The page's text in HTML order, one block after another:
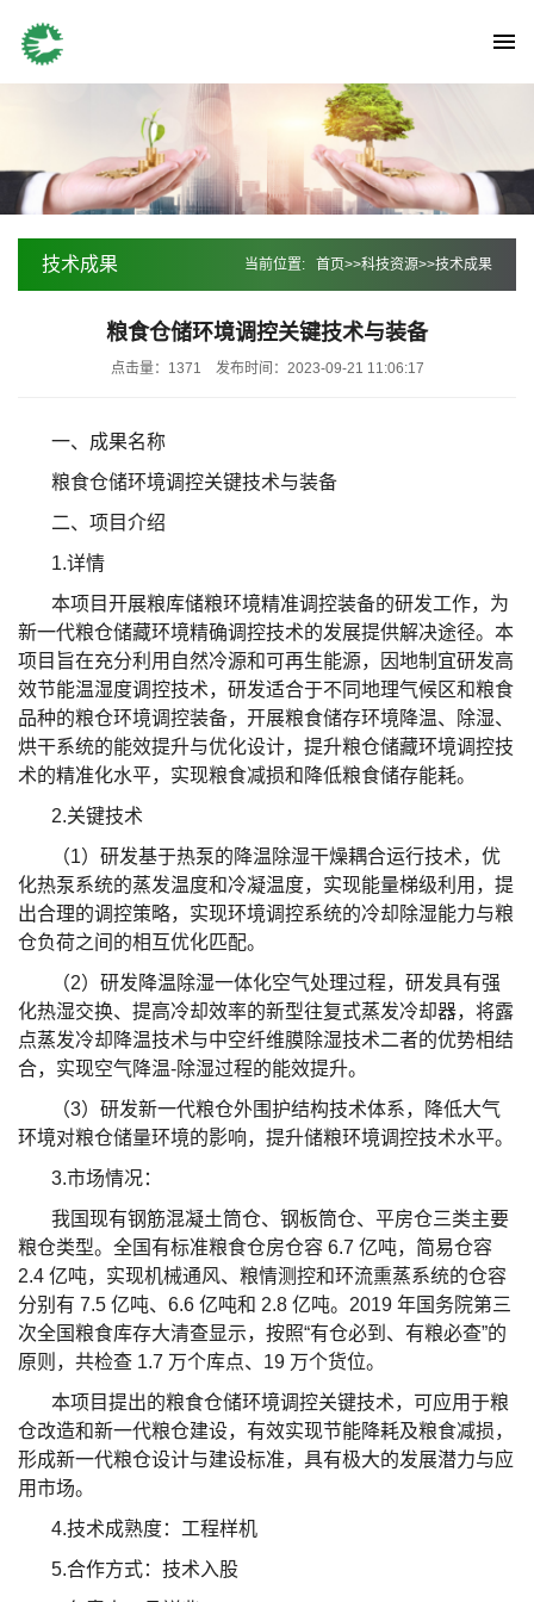
技术成果 当前位置: 首页>>科技资源>>技术成果
粮食仓储环境调控关键技术与装备
点击量：1371 发布时间：2023-09-21 11:06:17
一、成果名称
粮食仓储环境调控关键技术与装备
二、项目介绍
1.详情
本项目开展粮库储粮环境精准调控装备的研发工作，为
新一代粮仓储藏环境精确调控技术的发展提供解决途径。本
项目旨在充分利用自然冷源和可再生能源，因地制宜研发高
效节能温湿度调控技术，研发适合于不同地理气候区和粮食
品种的粮仓环境调控装备，开展粮食储存环境降温、除湿、
烘干系统的能效提升与优化设计，提升粮仓储藏环境调控技
术的精准化水平，实现粮食减损和降低粮食储存能耗。
2.关键技术
（1）研发基于热泵的降温除湿干燥耦合运行技术，优
化热泵系统的蒸发温度和冷凝温度，实现能量梯级利用，提
出合理的调控策略，实现环境调控系统的冷却除湿能力与粮
仓负荷之间的相互优化匹配。
（2）研发降温除湿一体化空气处理过程，研发具有强
化热湿交换、提高冷却效率的新型往复式蒸发冷却器，将露
点蒸发冷却降温技术与中空纤维膜除湿技术二者的优势相结
合，实现空气降温-除湿过程的能效提升。
（3）研发新一代粮仓外围护结构技术体系，降低大气
环境对粮仓储量环境的影响，提升储粮环境调控技术水平。
3.市场情况：
我国现有钢筋混凝土筒仓、钢板筒仓、平房仓三类主要
粮仓类型。全国有标准粮食仓房仓容 6.7 亿吨，简易仓容
2.4 亿吨，实现机械通风、粮情测控和环流熏蒸系统的仓容
分别有 7.5 亿吨、6.6 亿吨和 2.8 亿吨。2019 年国务院第三
次全国粮食库存大清查显示，按照“有仓必到、有粮必查”的
原则，共检查 1.7 万个库点、19 万个货位。
本项目提出的粮食仓储环境调控关键技术，可应用于粮
仓改造和新一代粮仓建设，有效实现节能降耗及粮食减损，
形成新一代粮仓设计与建设标准，具有极大的发展潜力与应
用市场。
4.技术成熟度：工程样机
5.合作方式：技术入股